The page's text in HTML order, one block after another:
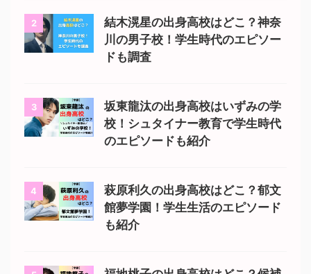
2
結木滉星の出身高校はどこ？神奈
川の男子校！学生時代のエピソー
ドも調査
3
坂東龍汰の出身高校はいずみの学
校！シュタイナー教育で学生時代
のエピソードも紹介
4
萩原利久の出身高校はどこ？郁文
館夢学園！学生生活のエピソード
も紹介